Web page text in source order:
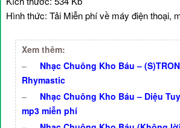
Hình thức: Tải Miễn phí về máy điện thoại,
Xem thêm:
–
Nhạc Chuông Kho Báu –
Rhymastic
–
Nhạc Chuông Kho Báu – Diệu
mp3 miễn phí